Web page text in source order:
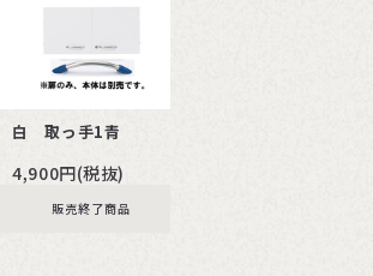
白 取っ手1青
4,900円(税抜)
販売終了商品